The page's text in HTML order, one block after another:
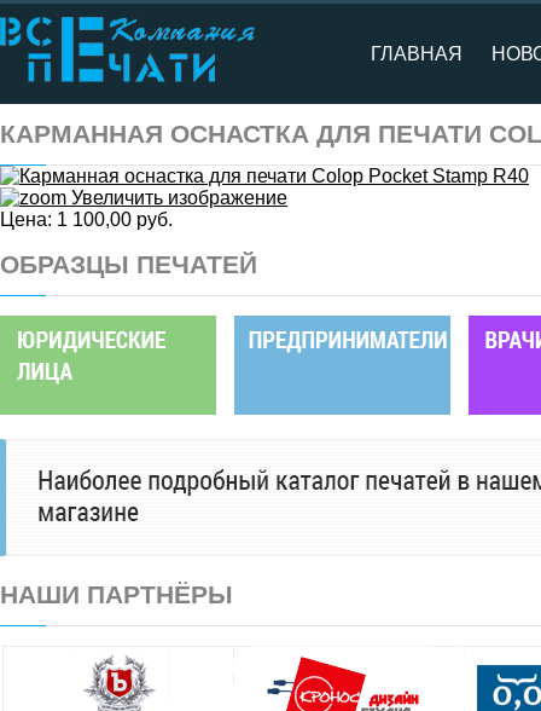
ГЛАВНАЯ
КАРМАННАЯ ОСНАСТКА ДЛЯ ПЕЧАТИ
Увеличить изображение
Цена: 1 100,00 руб.
ОБРАЗЦЫ ПЕЧАТЕЙ
НАШИ ПАРТНЁРЫ